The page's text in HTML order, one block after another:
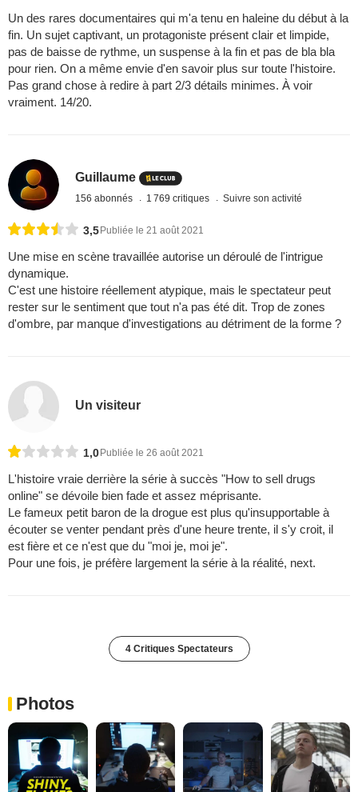
Un des rares documentaires qui m'a tenu en haleine du début à la
fin. Un sujet captivant, un protagoniste présent clair et limpide,
pas de baisse de rythme, un suspense à la fin et pas de bla bla
pour rien. On a même envie d'en savoir plus sur toute l'histoire.
Pas grand chose à redire à part 2/3 détails minimes. À voir
vraiment. 14/20.
Guillaume
156 abonnés 1 769 critiques Suivre son activité
3,5 Publiée le 21 août 2021
Une mise en scène travaillée autorise un déroulé de l'intrigue
dynamique.
C'est une histoire réellement atypique, mais le spectateur peut
rester sur le sentiment que tout n'a pas été dit. Trop de zones
d'ombre, par manque d'investigations au détriment de la forme ?
Un visiteur
1,0Publiée le 26 août 2021
L'histoire vraie derrière la série à succès "How to sell drugs
online" se dévoile bien fade et assez méprisante.
Le fameux petit baron de la drogue est plus qu'insupportable à
écouter se venter pendant près d'une heure trente, il s'y croit, il
est fière et ce n'est que du "moi je, moi je".
Pour une fois, je préfère largement la série à la réalité, next.
4 Critiques Spectateurs
Photos